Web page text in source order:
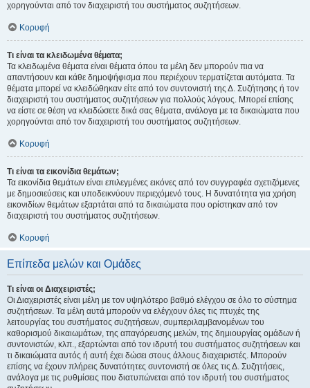
χορηγούνται από τον διαχειριστή του συστήματος συζητήσεων.
Κορυφή
Τι είναι τα κλειδωμένα θέματα;
Τα κλειδωμένα θέματα είναι θέματα όπου τα μέλη δεν μπορούν πια να
απαντήσουν και κάθε δημοψήφισμα που περιέχουν τερματίζεται αυτόματα. Τα
θέματα μπορεί να κλειδώθηκαν είτε από τον συντονιστή της Δ. Συζήτησης ή τον
διαχειριστή του συστήματος συζητήσεων για πολλούς λόγους. Μπορεί επίσης
να είστε σε θέση να κλειδώσετε δικά σας θέματα, ανάλογα με τα δικαιώματα που
χορηγούνται από τον διαχειριστή του συστήματος συζητήσεων.
Κορυφή
Τι είναι τα εικονίδια θεμάτων;
Τα εικονίδια θεμάτων είναι επιλεγμένες εικόνες από τον συγγραφέα σχετιζόμενες
με δημοσιεύσεις και υποδεικνύουν περιεχόμενό τους. Η δυνατότητα για χρήση
εικονιδίων θεμάτων εξαρτάται από τα δικαιώματα που ορίστηκαν από τον
διαχειριστή του συστήματος συζητήσεων.
Κορυφή
Επίπεδα μελών και Ομάδες
Τι είναι οι Διαχειριστές;
Οι Διαχειριστές είναι μέλη με τον υψηλότερο βαθμό ελέγχου σε όλο το σύστημα
συζητήσεων. Τα μέλη αυτά μπορούν να ελέγχουν όλες τις πτυχές της
λειτουργίας του συστήματος συζητήσεων, συμπεριλαμβανομένων του
καθορισμού δικαιωμάτων, της απαγόρευσης μελών, της δημιουργίας ομάδων ή
συντονιστών, κλπ., εξαρτώνται από τον ιδρυτή του συστήματος συζητήσεων και
τι δικαιώματα αυτός ή αυτή έχει δώσει στους άλλους διαχειριστές. Μπορούν
επίσης να έχουν πλήρεις δυνατότητες συντονιστή σε όλες τις Δ. Συζητήσεις,
ανάλογα με τις ρυθμίσεις που διατυπώνεται από τον ιδρυτή του συστήματος